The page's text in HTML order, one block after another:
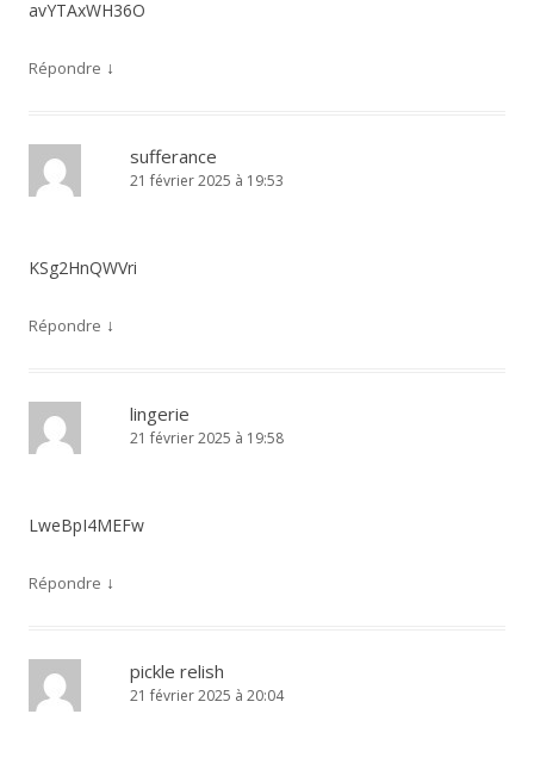
avYTAxWH36O
Répondre ↓
sufferance
21 février 2025 à 19:53
KSg2HnQWVri
Répondre ↓
lingerie
21 février 2025 à 19:58
LweBpI4MEFw
Répondre ↓
pickle relish
21 février 2025 à 20:04